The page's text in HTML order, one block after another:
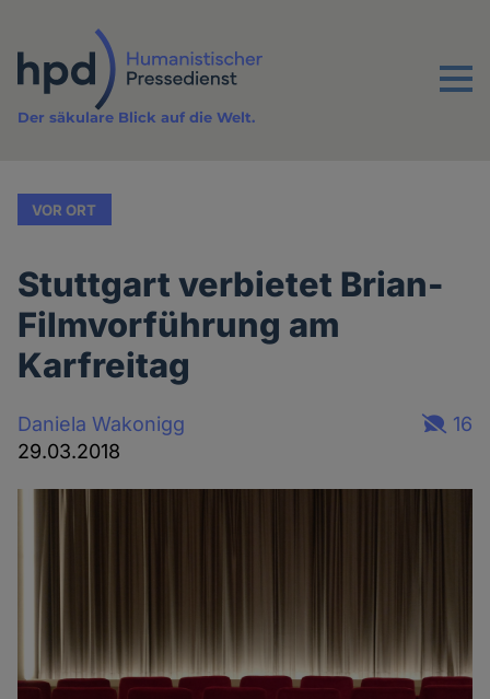
Inhalt
Menu
Der säkulare Blick auf die Welt.
VOR ORT
Stuttgart verbietet Brian-
Filmvorführung am
Karfreitag
Daniela Wakonigg
29.03.2018
16